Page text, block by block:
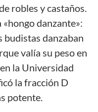
robles y castaños.
danzante»:
budistas danzaban
valía su peso en
la Universidad
la fracción D
potente.